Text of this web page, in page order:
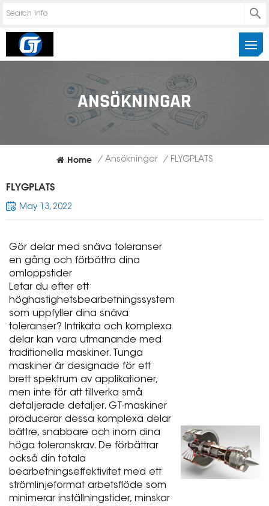
ANSÖKNINGAR
Home / Ansökningar / FLYGPLATS
FLYGPLATS
May 13, 2022
Gör delar med snäva toleranser
en gång och förbättra dina
omloppstider
Letar du efter ett
höghastighetsbearbetningssystem
som uppfyller dina snäva
toleranser? Intrikata och komplexa
delar kan vara utmanande med
traditionella maskiner. Tunga
maskiner är designade för ett
brett spektrum av applikationer,
men inte för att tillverka små
detaljerade detaljer. GT-maskiner
producerar dessa komplexa delar
bättre, snabbare och inom dina
höga toleranskrav. De förbättrar
också din totala
bearbetningseffektivitet med ett
strömlinjeformat arbetsflöde som
minimerar inställningstider, minskar